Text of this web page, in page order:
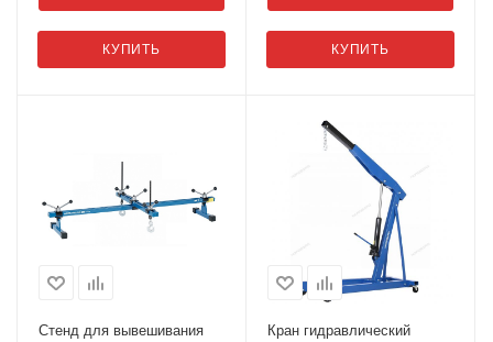
КУПИТЬ КУПИТЬ
Стенд для вывешивания
Кран гидравлический